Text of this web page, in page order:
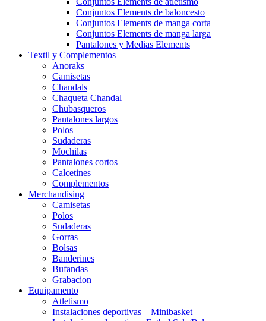
Conjuntos Elements de baloncesto
Conjuntos Elements de manga corta
Conjuntos Elements de manga larga
Pantalones y Medias Elements
Textil y Complementos
Anoraks
Camisetas
Chandals
Chaqueta Chandal
Chubasqueros
Pantalones largos
Polos
Sudaderas
Mochilas
Pantalones cortos
Calcetines
Complementos
Merchandising
Camisetas
Polos
Sudaderas
Gorras
Bolsas
Banderines
Bufandas
Grabacion
Equipamento
Atletismo
Instalaciones deportivas – Minibasket